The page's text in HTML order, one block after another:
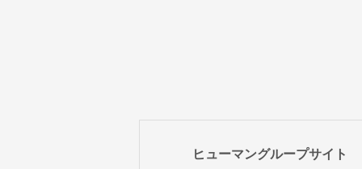
ヒューマングループサイト